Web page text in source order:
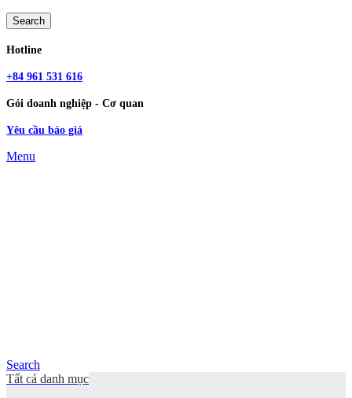
Search
Hotline
+84 961 531 616
Gói doanh nghiệp - Cơ quan
Yêu cầu báo giá
Menu
Search
Tất cả danh mục